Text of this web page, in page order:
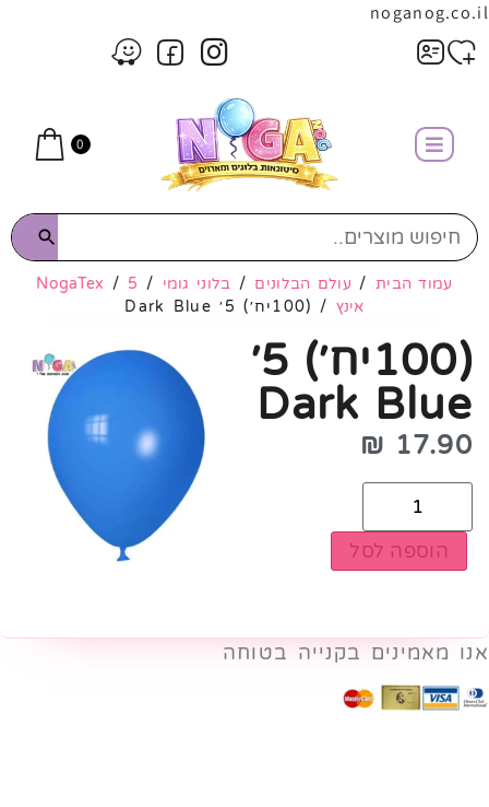
noganog.co.il
0
עמוד הבית / עולם הבלונים / בלוני גומי /
NogaTex / 5
אינץ / (100יח׳) 5׳ Dark Blue
(100יח׳) 5׳
Dark Blue
17.90
₪
הוספה לסל
אנו מאמינים בקנייה בטוחה